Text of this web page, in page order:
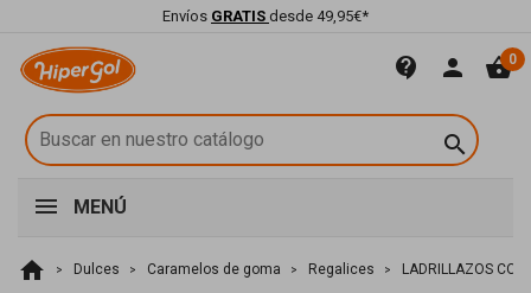
Envíos GRATIS desde 49,95€*
contact_support person shopping_basket0

MENÚ
home Dulces Caramelos de goma Regalices LADRILLAZOS